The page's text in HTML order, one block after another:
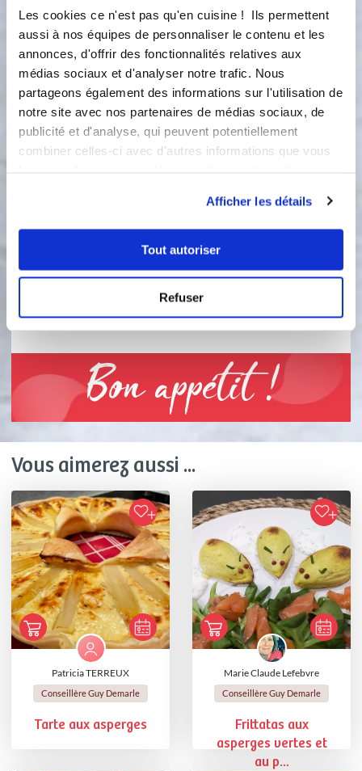
Les cookies ce n'est pas qu'en cuisine ! Ils permettent
aussi à nos équipes de personnaliser le contenu et les
annonces, d'offrir des fonctionnalités relatives aux
médias sociaux et d'analyser notre trafic. Nous
partageons également des informations sur l'utilisation de
notre site avec nos partenaires de médias sociaux, de
publicité et d'analyse, qui peuvent potentiellement
combiner celles-ci avec d'autres informations que vous
Afficher les détails
Tout autoriser
Refuser
160°C. Placer le moule sur la plaque
alu perforée. Verser tous les
ingrédients dans le bol et mixer par 4
Tours – fonction Turbo.(turbo pour
éviter que la salade ne se coince dans
les lames)
2
Verser dans les 12 fleurs. Enfourner
pour 20 à 25 minutes(selon four).
SUGGESTION : Se déguste aussi bien
s’accompagne bien d’une sauce
tomate aux oignons, en version froide
: s’accompagne bien d’une vinaigrette
ketchup ou sauce BBQ (pour les
enfants)
Bon appétit !
Vous aimerez aussi ...
Patricia TERREUX
Conseillère Guy Demarle
Tarte aux asperges
Marie Claude Lefebvre
Conseillère Guy Demarle
Frittatas aux
asperges vertes et
au p...